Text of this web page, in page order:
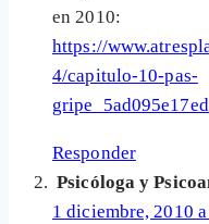
en 2010:
https://
4/capitulo-10-pas-
Responder
Psicóloga y
1 diciembre, 2010